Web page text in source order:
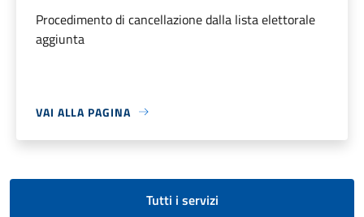
Procedimento di cancellazione dalla lista elettorale
aggiunta
VAI ALLA PAGINA
Tutti i servizi